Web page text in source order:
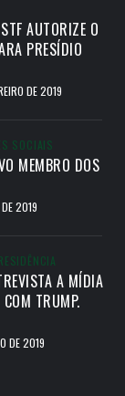
AUTORIZE O
PRESÍDIO
DE 2019
SOCIAIS
MEMBRO DOS
2019
A MÍDIA
TRUMP.
DE 2019